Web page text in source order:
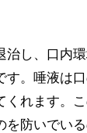
治し、口内
す。唾液は
くれます。
を防いでい